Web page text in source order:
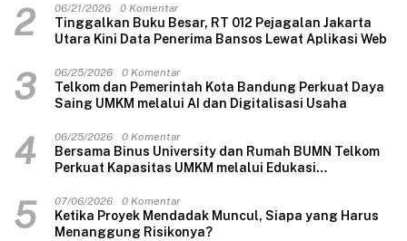
2 06/21/2026 0 Komentar
Tinggalkan Buku Besar, RT 012 Pejagalan Jakarta
Utara Kini Data Penerima Bansos Lewat Aplikasi Web
3 06/25/2026 0 Komentar
Telkom dan Pemerintah Kota Bandung Perkuat Daya
Saing UMKM melalui AI dan Digitalisasi Usaha
4 06/25/2026 0 Komentar
Bersama Binus University dan Rumah BUMN Telkom
Perkuat Kapasitas UMKM melalui Edukasi
Harga Jual
5 07/06/2026 0 Komentar
Ketika Proyek Mendadak Muncul, Siapa yang Harus
Menanggung Risikonya?